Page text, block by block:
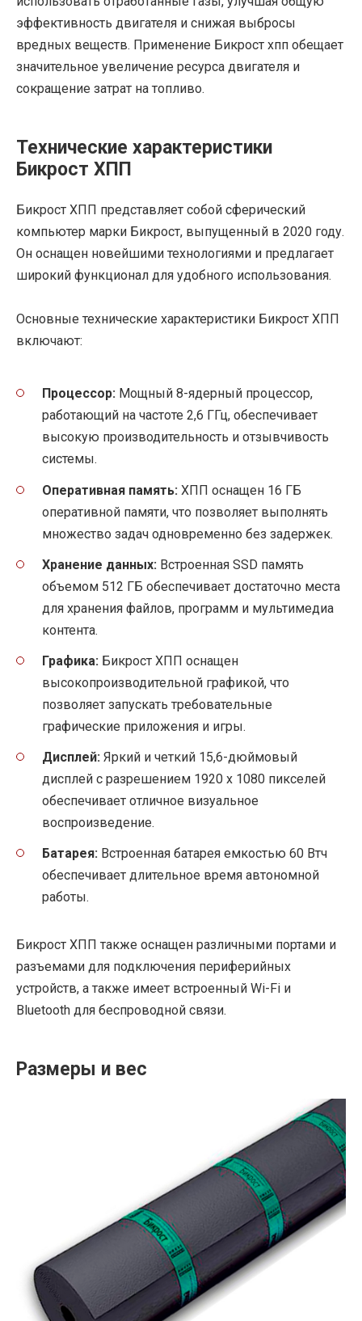
эффективность двигателя и снижая выбросы
вредных веществ. Применение Бикрост хпп обещает
значительное увеличение ресурса двигателя и
сокращение затрат на топливо.
Технические характеристики
Бикрост ХПП
Бикрост ХПП представляет собой сферический
компьютер марки Бикрост, выпущенный в 2020 году.
Он оснащен новейшими технологиями и предлагает
широкий функционал для удобного использования.
Основные технические характеристики Бикрост ХПП
включают:
Процессор: Мощный 8-ядерный процессор,
работающий на частоте 2,6 ГГц, обеспечивает
высокую производительность и отзывчивость
системы.
Оперативная память: ХПП оснащен 16 ГБ
оперативной памяти, что позволяет выполнять
множество задач одновременно без задержек.
Хранение данных: Встроенная SSD память
объемом 512 ГБ обеспечивает достаточно места
для хранения файлов, программ и мультимедиа
контента.
Графика: Бикрост ХПП оснащен
высокопроизводительной графикой, что
позволяет запускать требовательные
графические приложения и игры.
Дисплей: Яркий и четкий 15,6-дюймовый
дисплей с разрешением 1920 x 1080 пикселей
обеспечивает отличное визуальное
воспроизведение.
Батарея: Встроенная батарея емкостью 60 Втч
обеспечивает длительное время автономной
работы.
Бикрост ХПП также оснащен различными портами и
разъемами для подключения периферийных
устройств, а также имеет встроенный Wi-Fi и
Bluetooth для беспроводной связи.
Размеры и вес